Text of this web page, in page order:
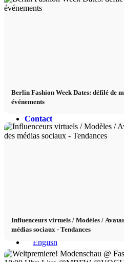
Contact
Berlin Fashion Week Dates: défilé de
événements
Influenceurs virtuels / Modèles /
médias sociaux - Tendances